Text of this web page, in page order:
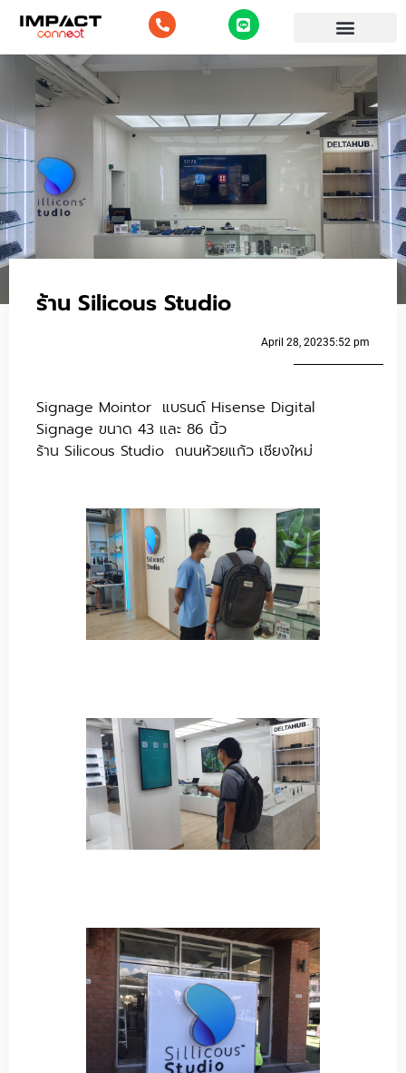
ร้าน Silicous Studio
April 28, 20235:52 pm
Signage Mointor แบรนด์ Hisense Digital
Signage ขนาด 43 และ 86 นิ้ว
ร้าน Silicous Studio ถนนห้วยแก้ว เชียงใหม่